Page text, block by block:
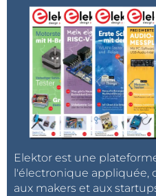
Elektor est une
l'électronique appliquée,
aux makers et aux